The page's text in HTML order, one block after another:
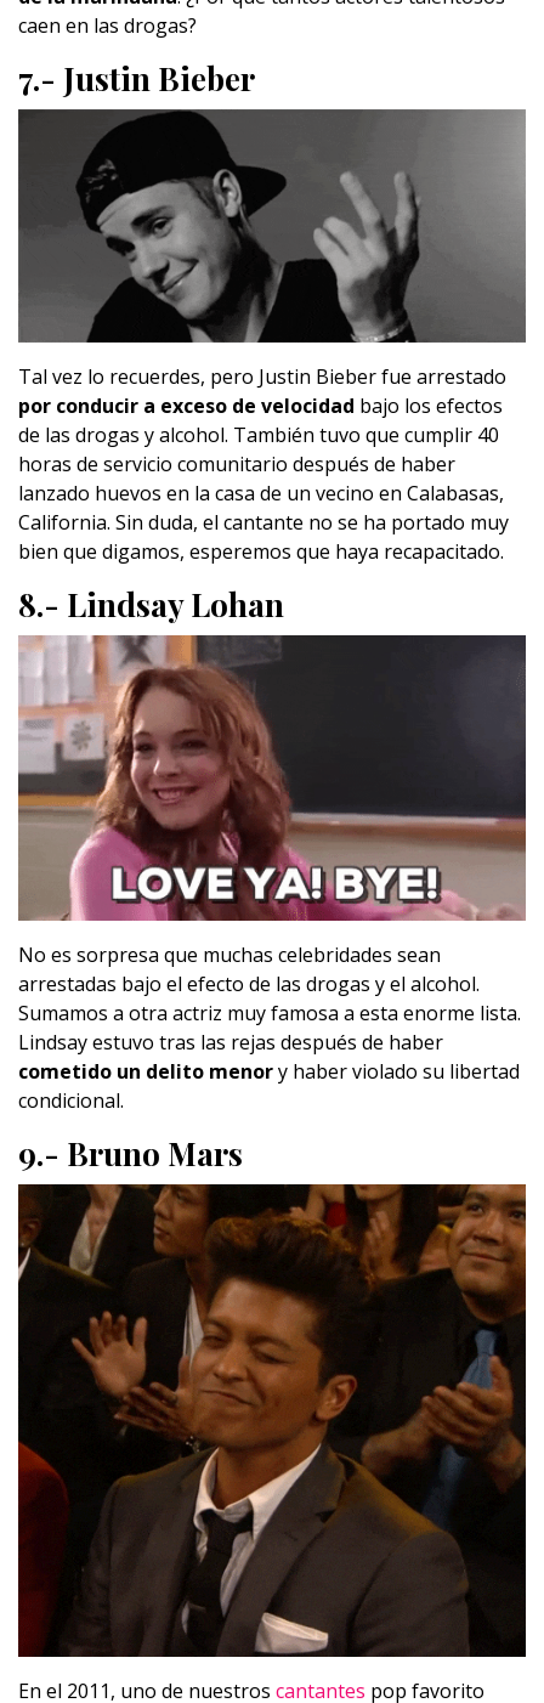
caen en las drogas?
7.- Justin Bieber
Tal vez lo recuerdes, pero Justin Bieber fue arrestado
por conducir a exceso de velocidad bajo los efectos
de las drogas y alcohol. También tuvo que cumplir 40
horas de servicio comunitario después de haber
lanzado huevos en la casa de un vecino en Calabasas,
California. Sin duda, el cantante no se ha portado muy
bien que digamos, esperemos que haya recapacitado.
8.- Lindsay Lohan
No es sorpresa que muchas celebridades sean
arrestadas bajo el efecto de las drogas y el alcohol.
Sumamos a otra actriz muy famosa a esta enorme lista.
Lindsay estuvo tras las rejas después de haber
cometido un delito menory haber violado su libertad
condicional.
9.- Bruno Mars
En el 2011, uno de nuestros cantantes pop favorito